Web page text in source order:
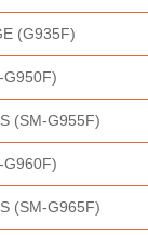
(G935F)
G950F)
(SM-G955F)
G960F)
(SM-G965F)